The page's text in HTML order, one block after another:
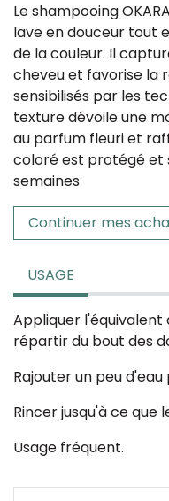
Le shampooing
lave en douceur tout
de la couleur. Il
cheveu et favorise la
sensibilisés par les
texture dévoile une
au parfum fleuri et
coloré est protégé et
semaines
Continuer mes
USAGE
Appliquer l'équivalent
répartir du bout des
Rajouter un peu
Rincer jusqu'à ce que
Usage fréquent.